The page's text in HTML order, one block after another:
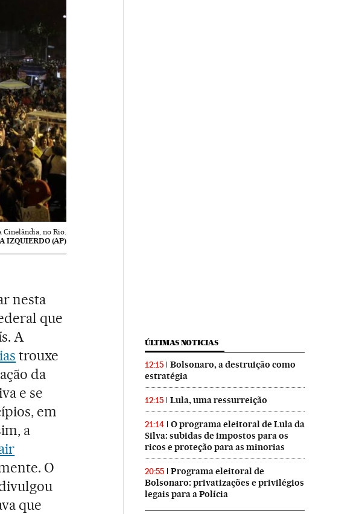
Cinelândia, no Rio.
IZQUIERDO (AP)
nesta
que
A
trouxe
da
e se
em
a
O
que
ÚLTIMAS NOTICIAS
12:15
Bolsonaro, a destruição como
estratégia
12:15 Lula, uma ressurreição
21:14
O programa eleitoral de Lula da
Silva: subidas de impostos para os
ricos e proteção para as minorias
20:55
Programa eleitoral de
Bolsonaro: privatizações e privilégios
legais para a Polícia